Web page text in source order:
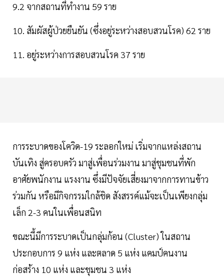
9.2 จากสถานที่ทำงาน 59 ราย
10. สัมผัสผู้ป่วยยืนยัน (ซึ่งอยู่ระหว่างสอบสวนโรค) 62 ราย
11. อยู่ระหว่างการสอบสวนโรค 37 ราย
การระบาดของโควิด-19 ระลอกใหม่ เริ่มจากแหล่งสถาน
บันเทิง สู่ครอบครัว มาสู่เพื่อนร่วมงาน มาสู่ชุมชนที่พัก
อาศัยพนักงาน แรงงาน ซึ่งมีปัจจัยเสี่ยงมาจากการทานข้าว
ร่วมกัน หรือมีกิจกรรมใกล้ชิด สังสรรค์แม้จะเป็นเพียงกลุ่ม
เล็ก 2-3 คนในเพื่อนสนิท
ขณะนี้มีการระบาดเป็นกลุ่มก้อน (Cluster) ในสถาน
ประกอบการ 9 แห่ง และตลาด 5 แห่ง แคมป์คนงาน
ก่อสร้าง 10 แห่ง และชุมชน 3 แห่ง